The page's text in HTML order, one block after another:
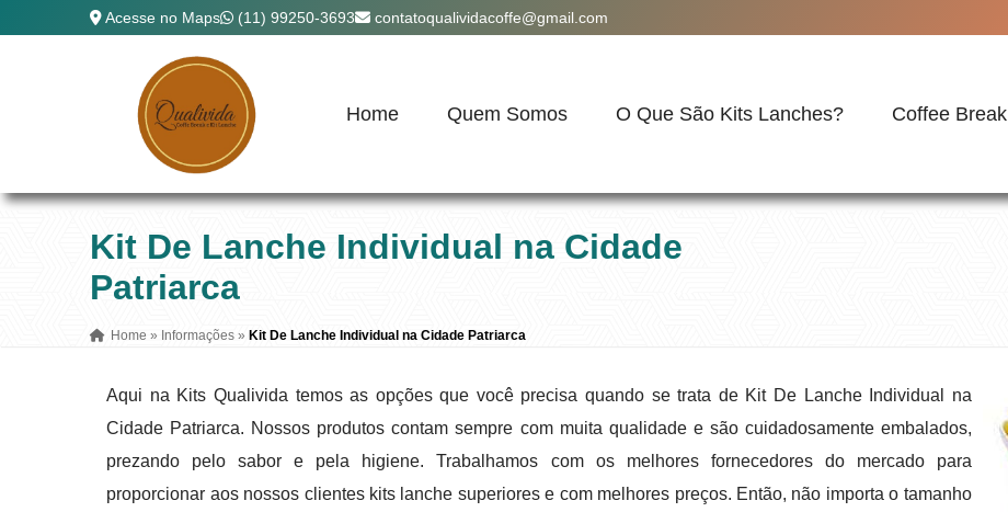
Acesse no Maps (11) 99250-3693 contatoqualividacoffe@gmail.com
Home Quem Somos O Que São Kits Lanches? Coffee Break
Kit De Lanche Individual na Cidade
Patriarca
Home » Informações » Kit De Lanche Individual na Cidade Patriarca
Aqui na Kits Qualivida temos as opções que você precisa quando se trata de Kit De Lanche Individual na
Cidade Patriarca. Nossos produtos contam sempre com muita qualidade e são cuidadosamente embalados,
prezando pelo sabor e pela higiene. Trabalhamos com os melhores fornecedores do mercado para
proporcionar aos nossos clientes kits lanche superiores e com melhores preços. Então, não importa o tamanho